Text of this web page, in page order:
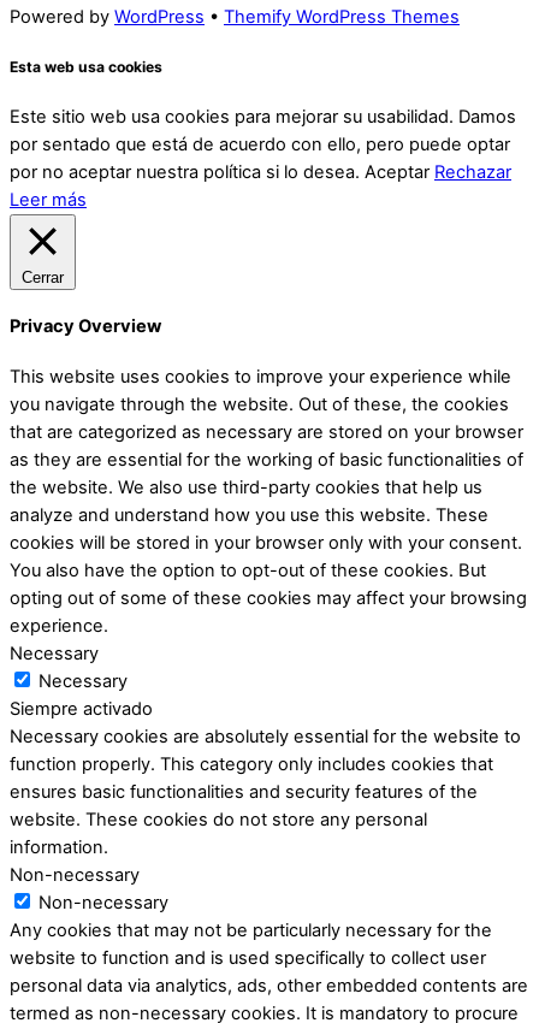
Powered by WordPress • Themify WordPress Themes
Esta web usa cookies
Este sitio web usa cookies para mejorar su usabilidad. Damos
por sentado que está de acuerdo con ello, pero puede optar
por no aceptar nuestra política si lo desea. Aceptar Rechazar
Leer más
Cerrar
Privacy Overview
This website uses cookies to improve your experience while
you navigate through the website. Out of these, the cookies
that are categorized as necessary are stored on your browser
as they are essential for the working of basic functionalities of
the website. We also use third-party cookies that help us
analyze and understand how you use this website. These
cookies will be stored in your browser only with your consent.
You also have the option to opt-out of these cookies. But
opting out of some of these cookies may affect your browsing
experience.
Necessary
Necessary
Siempre activado
Necessary cookies are absolutely essential for the website to
function properly. This category only includes cookies that
ensures basic functionalities and security features of the
website. These cookies do not store any personal
information.
Non-necessary
Non-necessary
Any cookies that may not be particularly necessary for the
website to function and is used specifically to collect user
personal data via analytics, ads, other embedded contents are
termed as non-necessary cookies. It is mandatory to procure